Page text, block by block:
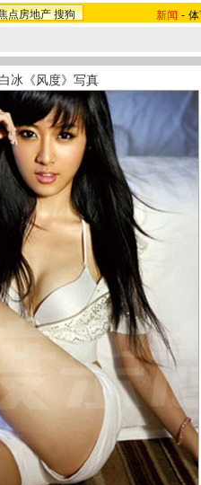
点房地产 搜狗 新闻 -
白冰《风度》写真